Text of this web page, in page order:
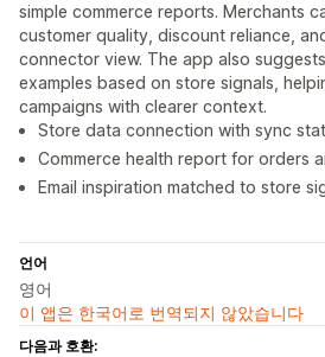
simple commerce reports. Merchants
customer quality, discount reliance,
connector view. The app also
examples based on store signals,
campaigns with clearer context.
Store data connection with sync
Commerce health report for orders
Email inspiration matched to store
언어
영어
이 앱은 한국어로 번역되지 않았습니다
다음과 호환: